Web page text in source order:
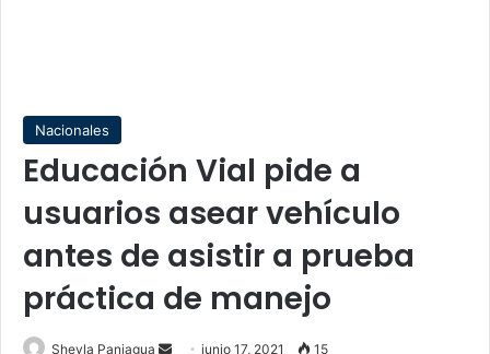
Nacionales
Educación Vial pide a
usuarios asear vehículo
antes de asistir a prueba
práctica de manejo
Sheyla Paniagua
Sendjunio 17, 2021 15